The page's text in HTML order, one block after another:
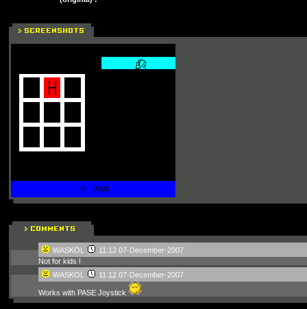
WASKOL
11:12 07-December-2007
Not for kids !
WASKOL
11:12 07-December-2007
Works with PASE Joystick